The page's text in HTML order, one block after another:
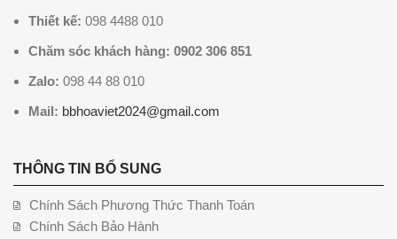
Thiết kế: 098 4488 010
Chăm sóc khách hàng: 0902 306 851
Zalo: 098 44 88 010
Mail: bbhoaviet2024@gmail.com
THÔNG TIN BỔ SUNG
Chính Sách Phương Thức Thanh Toán
Chính Sách Bảo Hành